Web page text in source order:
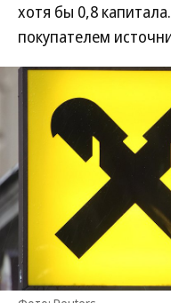
хотя бы 0,8
покупателем